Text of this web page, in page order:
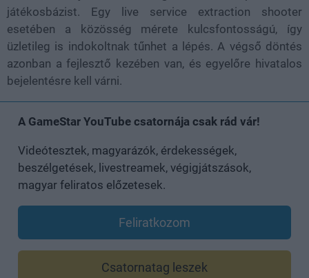
játékosbázist. Egy live service extraction shooter
esetében a közösség mérete kulcsfontosságú, így
üzletileg is indokoltnak tűnhet a lépés. A végső döntés
azonban a fejlesztő kezében van, és egyelőre hivatalos
bejelentésre kell várni.
A GameStar YouTube csatornája csak rád vár!
Videótesztek, magyarázók, érdekességek,
beszélgetések, livestreamek, végigjátszások,
magyar feliratos előzetesek.
Feliratkozom
Csatornatag leszek